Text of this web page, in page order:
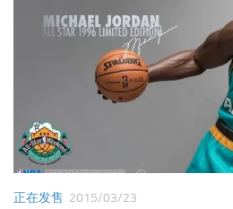
正在发售 2015/03/23